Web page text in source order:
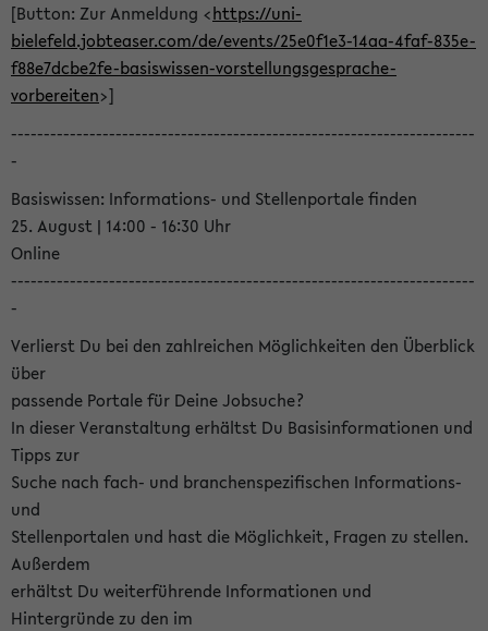
[Button: Zur Anmeldung <https://uni-
bielefeld.jobteaser.com/de/events/25e0f1e3-14aa-4faf-835e-
f88e7dcbe2fe-basiswissen-vorstellungsgesprache-
vorbereiten>]
-----------------------------------------------------------------------
-
Basiswissen: Informations- und Stellenportale finden
25. August | 14:00 - 16:30 Uhr
Online
-----------------------------------------------------------------------
-
Verlierst Du bei den zahlreichen Möglichkeiten den Überblick
über
passende Portale für Deine Jobsuche?
In dieser Veranstaltung erhältst Du Basisinformationen und
Tipps zur
Suche nach fach- und branchenspezifischen Informations-
und
Stellenportalen und hast die Möglichkeit, Fragen zu stellen.
Außerdem
erhältst Du weiterführende Informationen und
Hintergründe zu den im